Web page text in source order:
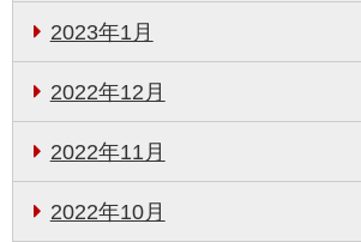
2023年1月
2022年12月
2022年11月
2022年10月